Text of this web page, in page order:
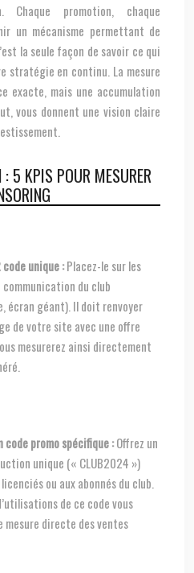
Chaque promotion, chaque
un mécanisme permettant de
la seule façon de savoir ce qui
stratégie en continu. La mesure
exacte, mais une accumulation
vous donnent une vision claire
: 5 KPIS POUR MESURER
code unique :Placez-le sur les
du club
écran géant). Il doit renvoyer
de votre site avec une offre
mesurerez ainsi directement
code promo spécifique :Offrez un
unique (« CLUB2024 »)
ou aux abonnés du club.
de ce code vous
mesure directe des ventes